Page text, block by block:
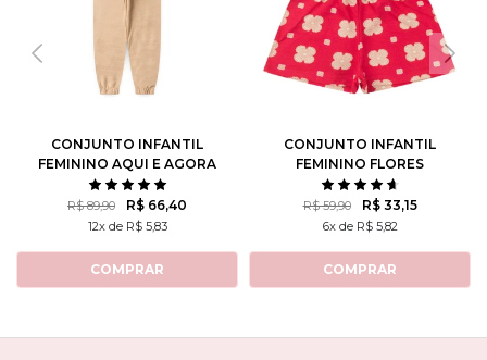
CONJUNTO INFANTIL
FEMININO AQUI E AGORA
R$ 89,90 R$ 66,40
12x de R$ 5,83
COMPRAR
CONJUNTO INFANTIL
FEMININO FLORES
ROTATIVAS
R$ 59,90 R$ 33,15
6x de R$ 5,82
COMPRAR